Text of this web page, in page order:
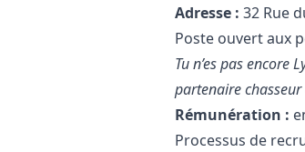
Adresse : 32 Rue
Poste ouvert aux
Tu n’es pas encore
partenaire chasseur
Rémunération :
Processus de